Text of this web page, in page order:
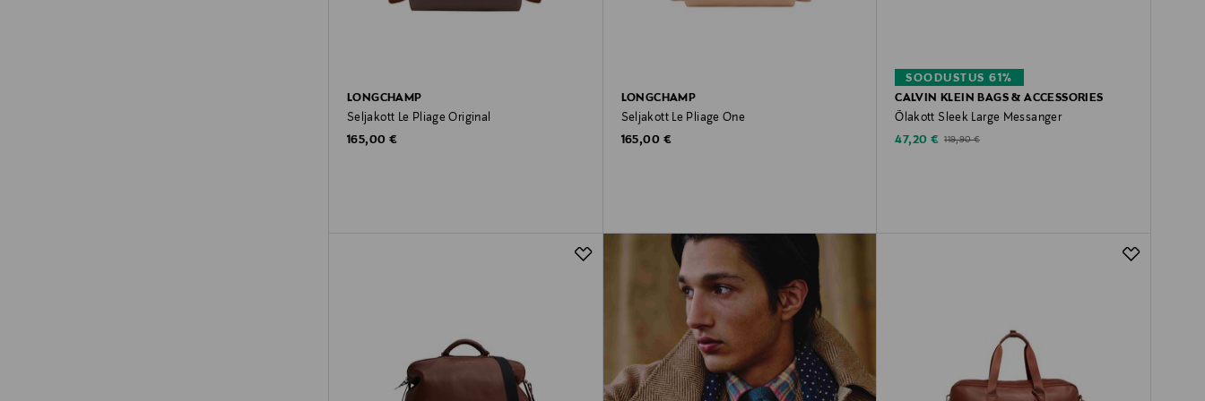
LONGCHAMP
Seljakott Le Pliage Original
Original Price
165,00 €
LONGCHAMP
Seljakott Le Pliage One
Original Price
165,00 €
SOODUSTUS 61%
CALVIN KLEIN BAGS & ACCESSORIES
Õlakott Sleek Large Messanger
Discounted Price
47,20 € Original Price
119,90 €